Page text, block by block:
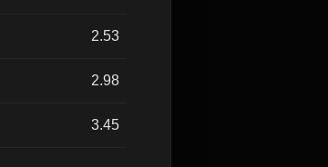
2.53
2.98
3.45